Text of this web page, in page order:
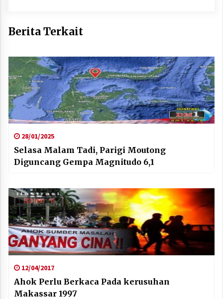
Berita Terkait
28/01/2025
Selasa Malam Tadi, Parigi Moutong
Diguncang Gempa Magnitudo 6,1
12/04/2017
Ahok Perlu Berkaca Pada kerusuhan
Makassar 1997